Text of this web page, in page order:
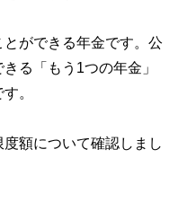
ができる年金です。公
る「もう1つの年金」
。
額について確認しまし